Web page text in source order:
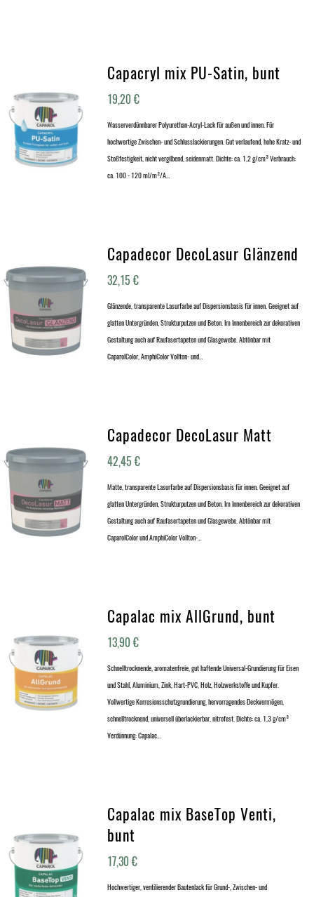
Capacryl mix PU-Satin, bunt
19,20€
Wasserverdünnbarer Polyurethan-Acryl-Lack für außen und innen. Für
hochwertige Zwischen- und Schlusslackierungen. Gut verlaufend, hohe Kratz- und
Stoßfestigkeit, nicht vergilbend, seidenmatt. Dichte: ca. 1,2 g/cm³ Verbrauch:
ca. 100 - 120 ml/m²/A…
Capadecor DecoLasur Glänzend
32,15€
Glänzende, transparente Lasurfarbe auf Dispersionsbasis für innen. Geeignet auf
glatten Untergründen, Strukturputzen und Beton. Im Innenbereich zur dekorativen
Gestaltung auch auf Raufasertapeten und Glasgewebe. Abtönbar mit
CaparolColor, AmphiColor Vollton- und…
Capadecor DecoLasur Matt
42,45€
Matte, transparente Lasurfarbe auf Dispersionsbasis für innen. Geeignet auf
glatten Untergründen, Strukturputzen und Beton. Im Innenbereich zur dekorativen
Gestaltung auch auf Raufasertapeten und Glasgewebe. Abtönbar mit
CaparolColor und AmphiColor Vollton-…
Capalac mix AllGrund, bunt
13,90€
Schnelltrocknende, aromatenfreie, gut haftende Universal-Grundierung für Eisen
und Stahl, Aluminium, Zink, Hart-PVC, Holz, Holzwerkstoffe und Kupfer.
Vollwertige Korrosionsschutzgrundierung, hervorragendes Deckvermögen,
schnelltrocknend, universell überlackierbar, nitrofest. Dichte: ca. 1,3 g/cm³
Verdünnung: Capalac…
Capalac mix BaseTop Venti,
bunt
17,30€
Hochwertiger, ventilierender Bautenlack für Grund-, Zwischen- und